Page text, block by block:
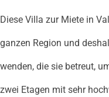
Diese Villa zur Miete in
ganzen Region und
wenden, die sie betreut,
zwei Etagen mit sehr